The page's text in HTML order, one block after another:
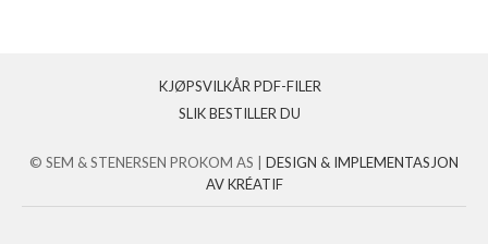
KJØPSVILKÅR PDF-FILER
SLIK BESTILLER DU
© SEM & STENERSEN PROKOM AS | DESIGN & IMPLEMENTASJON
AV KRÉATIF